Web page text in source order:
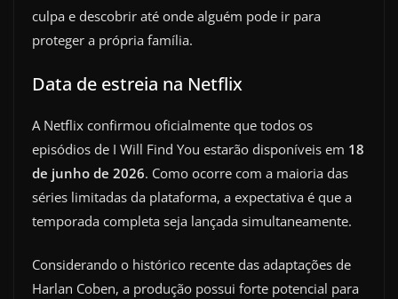
culpa e descobrir até onde alguém pode ir para
proteger a própria família.
Data de estreia na Netflix
A Netflix confirmou oficialmente que todos os
episódios de I Will Find You estarão disponíveis em 18
de junho de 2026. Como ocorre com a maioria das
séries limitadas da plataforma, a expectativa é que a
temporada completa seja lançada simultaneamente.
Considerando o histórico recente das adaptações de
Harlan Coben, a produção possui forte potencial para